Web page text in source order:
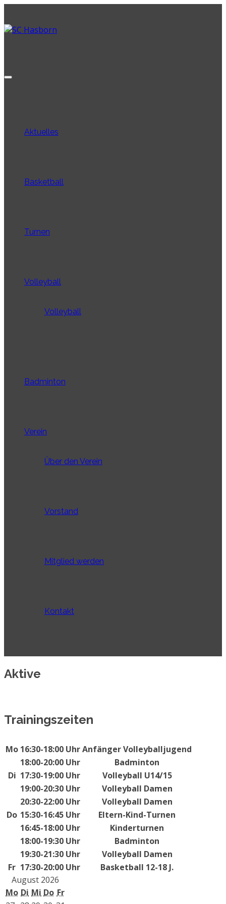
Aktuelles
Basketball
Turnen
Volleyball
Volleyball
Badminton
Verein
Über den Verein
Vorstand
Mitglied werden
Kontakt
Aktive
Trainingszeiten
Mo 16:30-18:00 UhrAnfänger Volleyballjugend
18:00-20:00 Uhr
Badminton
Di 17:30-19:00 Uhr
Volleyball U14/15
19:00-20:30 Uhr
Volleyball Damen
20:30-22:00 Uhr
Volleyball Damen
Do 15:30-16:45 Uhr
Eltern-Kind-Turnen
16:45-18:00 Uhr
Kinderturnen
18:00-19:30 Uhr
Badminton
19:30-21:30 Uhr
Volleyball Damen
Fr 17:30-20:00 Uhr
Basketball 12-18 J.
August 2026
Mo Di Mi Do Fr